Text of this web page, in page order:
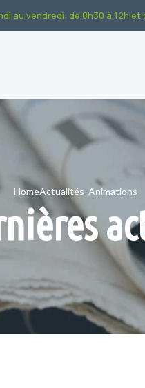
au vendredi: de 8h30 à 12h et
HomeActualités/Animations